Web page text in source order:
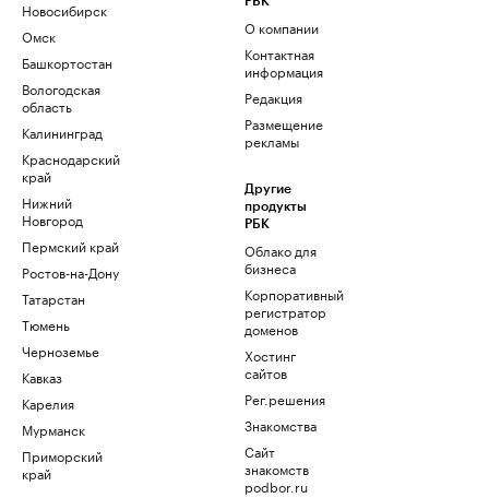
Новосибирск
Омск
Башкортостан
Вологодская
область
Калининград
Краснодарский
край
Нижний
Новгород
Пермский край
Ростов-на-Дону
Татарстан
Тюмень
Черноземье
Кавказ
Карелия
Мурманск
Приморский
край
О компании
Контактная
информация
Редакция
Размещение
рекламы
Другие
продукты
РБК
Облако для
бизнеса
Корпоративный
регистратор
доменов
Хостинг
сайтов
Рег.решения
Знакомства
Сайт
знакомств
podbor.ru